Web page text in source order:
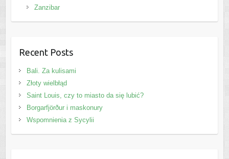
Zanzibar
Recent Posts
Bali. Za kulisami
Złoty wielbłąd
Saint Louis, czy to miasto da się lubić?
Borgarfjörður i maskonury
Wspomnienia z Sycylii